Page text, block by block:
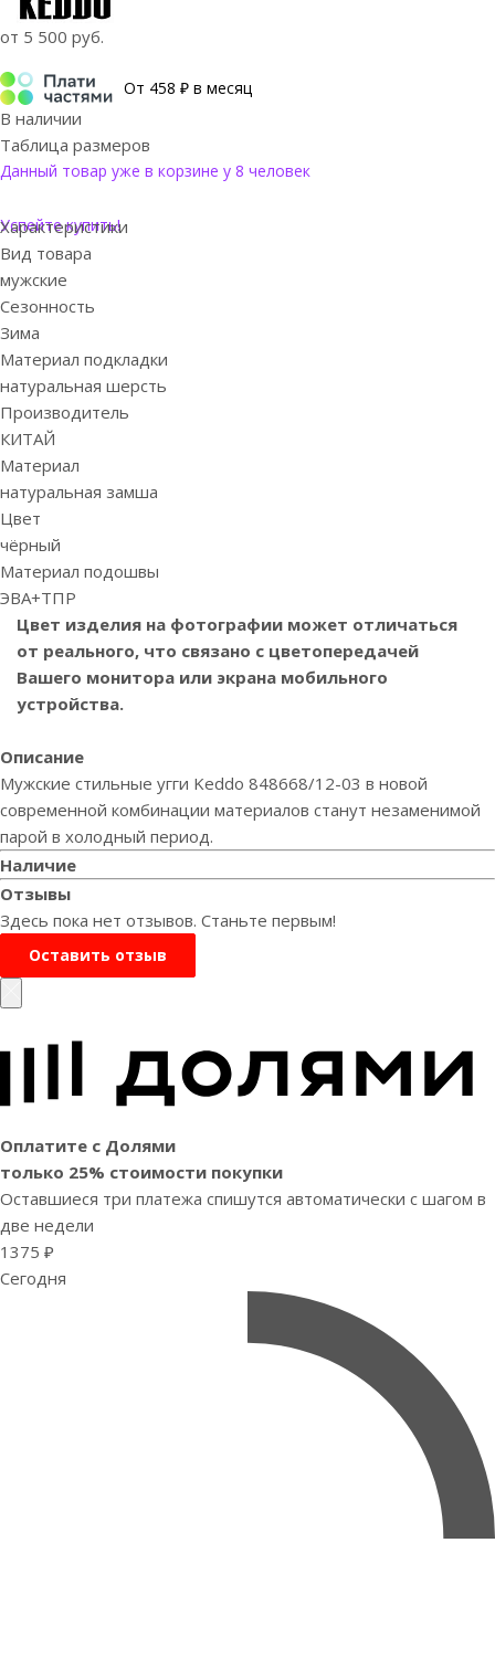
от 5 500 руб.
От 458 ₽ в месяц
В наличии
Таблица размеров
Данный товар уже в корзине у 8 человек
Успейте купить!
Характеристики
Вид товара
мужские
Сезонность
Зима
Материал подкладки
натуральная шерсть
Производитель
КИТАЙ
Материал
натуральная замша
Цвет
чёрный
Материал подошвы
ЭВА+ТПР
Цвет изделия на фотографии может отличаться
от реального, что связано с цветопередачей
Вашего монитора или экрана мобильного
устройства.
Описание
Мужские стильные угги Keddo 848668/12-03 в новой
современной комбинации материалов станут незаменимой
парой в холодный период.
Наличие
Отзывы
Здесь пока нет отзывов. Станьте первым!
Оставить отзыв
Оплатите с Долями
только 25% стоимости покупки
Оставшиеся три платежа спишутся автоматически с шагом в
две недели
1375 ₽
Сегодня